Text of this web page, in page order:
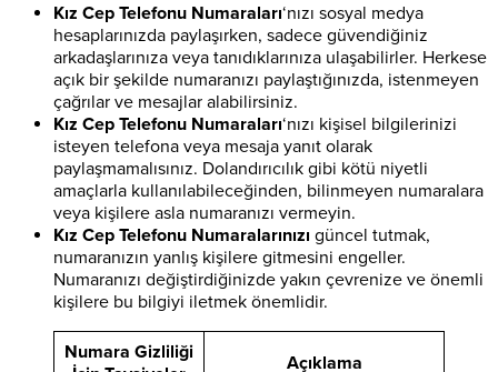
Kız Cep Telefonu Numaraları‘nızı sosyal medya
hesaplarınızda paylaşırken, sadece güvendiğiniz
arkadaşlarınıza veya tanıdıklarınıza ulaşabilirler. Herkese
açık bir şekilde numaranızı paylaştığınızda, istenmeyen
çağrılar ve mesajlar alabilirsiniz.
Kız Cep Telefonu Numaraları‘nızı kişisel bilgilerinizi
isteyen telefona veya mesaja yanıt olarak
paylaşmamalısınız. Dolandırıcılık gibi kötü niyetli
amaçlarla kullanılabileceğinden, bilinmeyen numaralara
veya kişilere asla numaranızı vermeyin.
Kız Cep Telefonu Numaralarınızı güncel tutmak,
numaranızın yanlış kişilere gitmesini engeller.
Numaranızı değiştirdiğinizde yakın çevrenize ve önemli
kişilere bu bilgiyi iletmek önemlidir.
Numara Gizliliği
Açıklama